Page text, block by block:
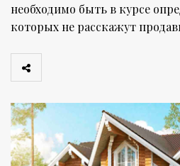
необходимо быть в курсе
которых не расскажут